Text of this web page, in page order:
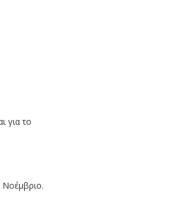
για το
Νοέμβριο.